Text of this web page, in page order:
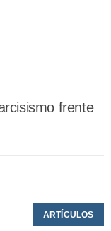
frente
ARTÍCULOS